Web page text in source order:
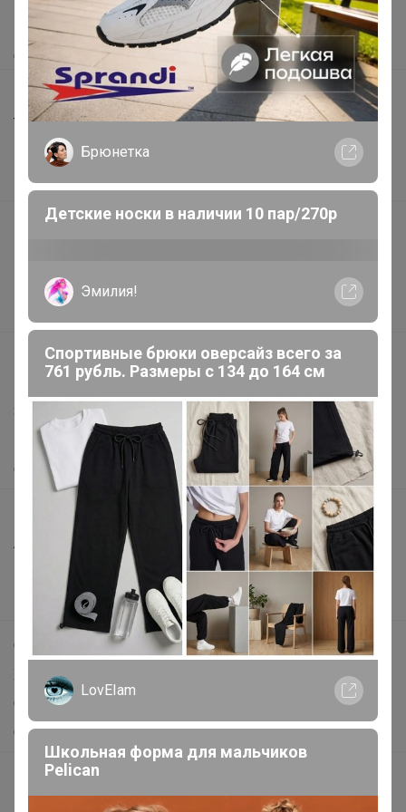
Как получить?
Доставка
Шоурумы
Торговые марки
Наша команда
В наличии
Подарочные сертификаты
Поставщикам
Вакансии
support@24-ok.ru
Написать в поддержку
Защита покупателя
Помощь
О нас
Все предложения
Анонсы
Новости
Поддержка альпак
Самое выгодное
Хиты продаж
Самое желанное
Самое быстрое
Начать зарабатывать с 24-ok
Picabox.ru - Лучшее место для ваших изображений
Брюнетка
Детские носки в наличии 10 пар/270р
Эмилия!
Спортивные брюки оверсайз всего за
761 рубль. Размеры с 134 до 164 см
LovEIam
Школьная форма для мальчиков
Pelican